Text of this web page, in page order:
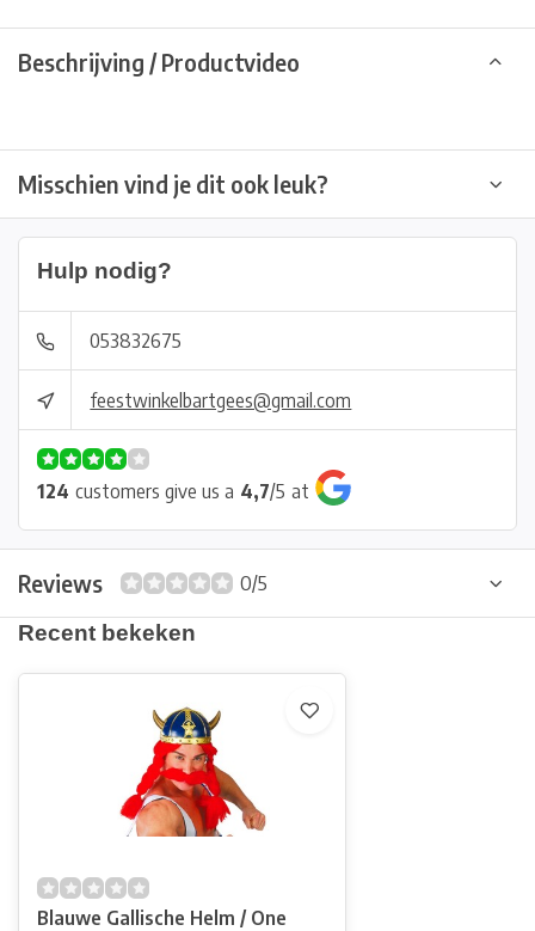
Beschrijving / Productvideo
Misschien vind je dit ook leuk?
Hulp nodig?
053832675
feestwinkelbartgees@gmail.com
124 customers give us a 4,7/5 at
Reviews
0/5
Recent bekeken
Blauwe Gallische Helm / One